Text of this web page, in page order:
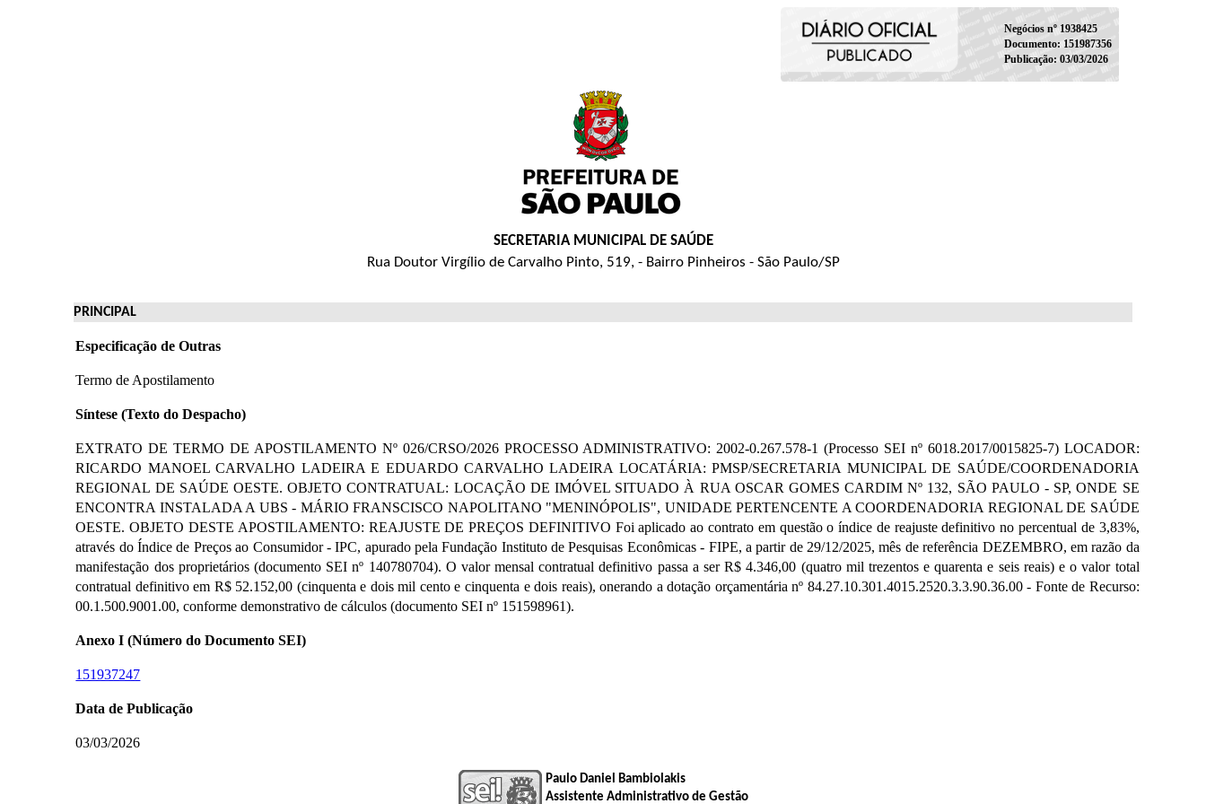
Negócios nº 1938425
Documento: 151987356
Publicação: 03/03/2026
SECRETARIA MUNICIPAL DE SAÚDE
Rua Doutor Virgílio de Carvalho Pinto, 519, - Bairro Pinheiros - São Paulo/SP
PRINCIPAL
Especificação de Outras
Termo de Apostilamento
Síntese (Texto do Despacho)
EXTRATO DE TERMO DE APOSTILAMENTO Nº 026/CRSO/2026 PROCESSO ADMINISTRATIVO: 2002-0.267.578-1 (Processo SEI nº 6018.2017/0015825-7) LOCADOR:
RICARDO MANOEL CARVALHO LADEIRA E EDUARDO CARVALHO LADEIRA LOCATÁRIA: PMSP/SECRETARIA MUNICIPAL DE SAÚDE/COORDENADORIA
REGIONAL DE SAÚDE OESTE. OBJETO CONTRATUAL: LOCAÇÃO DE IMÓVEL SITUADO À RUA OSCAR GOMES CARDIM Nº 132, SÃO PAULO - SP, ONDE SE
ENCONTRA INSTALADA A UBS - MÁRIO FRANSCISCO NAPOLITANO "MENINÓPOLIS", UNIDADE PERTENCENTE A COORDENADORIA REGIONAL DE SAÚDE
OESTE. OBJETO DESTE APOSTILAMENTO: REAJUSTE DE PREÇOS DEFINITIVO Foi aplicado ao contrato em questão o índice de reajuste definitivo no percentual de 3,83%,
através do Índice de Preços ao Consumidor - IPC, apurado pela Fundação Instituto de Pesquisas Econômicas - FIPE, a partir de 29/12/2025, mês de referência DEZEMBRO, em razão da
manifestação dos proprietários (documento SEI nº 140780704). O valor mensal contratual definitivo passa a ser R$ 4.346,00 (quatro mil trezentos e quarenta e seis reais) e o valor total
contratual definitivo em R$ 52.152,00 (cinquenta e dois mil cento e cinquenta e dois reais), onerando a dotação orçamentária nº 84.27.10.301.4015.2520.3.3.90.36.00 - Fonte de Recurso:
00.1.500.9001.00, conforme demonstrativo de cálculos (documento SEI nº 151598961).
Anexo I (Número do Documento SEI)
151937247
Data de Publicação
03/03/2026
Paulo Daniel Bambiolakis
Assistente Administrativo de Gestão